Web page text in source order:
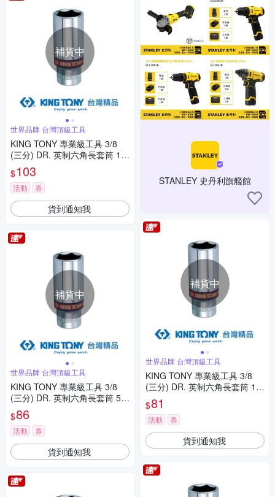
補貨中
世界品牌 台灣頂級工具
KING TONY 專業級工具 3/8
(三分) DR. 英制六角長套筒 11/
16inch (323522S)
$103
活動 券
貨到通知我
補貨中
世界品牌 台灣頂級工具
KING TONY 專業級工具 3/8
(三分) DR. 英制六角長套筒 5/1
6inch (323510S)
$86
活動 券
貨到通知我
STANLEY 史丹利旗艦館
補貨中
世界品牌 台灣頂級工具
KING TONY 專業級工具 3/8
(三分) DR. 英制六角長套筒 1/4
inch (323508S)
$81
活動 券
貨到通知我